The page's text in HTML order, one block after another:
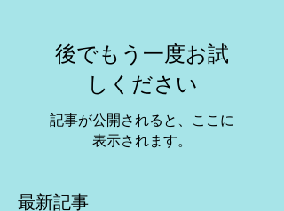
後でもう一度お試
しください
記事が公開されると、ここに
表示されます。
最新記事